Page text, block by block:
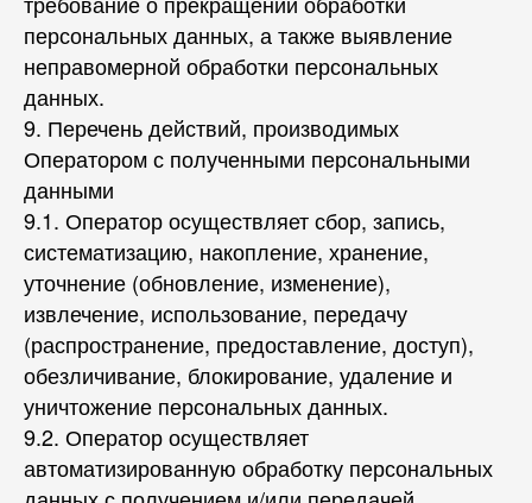
персональных данных, а также выявление
неправомерной обработки персональных
данных.
9. Перечень действий, производимых
Оператором с полученными персональными
данными
9.1. Оператор осуществляет сбор, запись,
систематизацию, накопление, хранение,
уточнение (обновление, изменение),
извлечение, использование, передачу
(распространение, предоставление, доступ),
обезличивание, блокирование, удаление и
уничтожение персональных данных.
9.2. Оператор осуществляет
автоматизированную обработку персональных